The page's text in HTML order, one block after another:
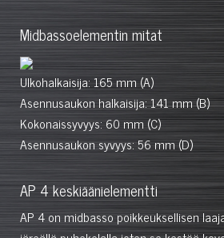
Midbassoelementin mitat
Ulkohalkaisija: 165 mm (A)
Asennusaukon halkaisija: 141 mm (B)
Kokonaissyvyys: 60 mm (C)
Asennusaukon syvyys: 56 mm (D)
AP 4 keskiäänielementti
AP 4 on midbasso poikkeuksellisen